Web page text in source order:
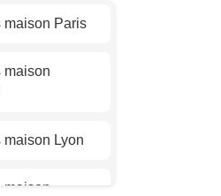
maison Paris
maison
maison Lyon
maison